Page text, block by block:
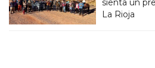
La Rioja